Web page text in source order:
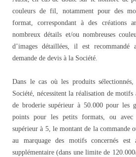
couleurs de fil, notamment pour des
format, correspondant à des créations
nombreux détails et/ou nombreuses
d’images détaillées, il est recommandé
demande de devis à la Société.
Dans le cas où les produits
Société, nécessitent la réalisation de
de broderie supérieur à 50.000 pour les
points pour les petits formats, ou
supérieur à 5, le montant de la commande
au marquage des motifs concernés est
supplémentaire (dans une limite de